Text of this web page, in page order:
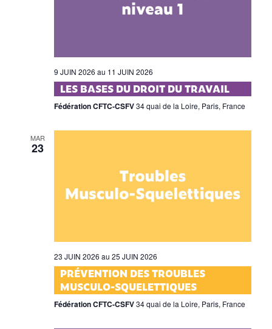
9 JUIN 2026 au 11 JUIN 2026
LES BASES DU DROIT DU TRAVAIL
Fédération CFTC-CSFV34 quai de la Loire, Paris, France
MAR
23
23 JUIN 2026 au 25 JUIN 2026
PRÉVENTION DES TROUBLES
MUSCULO-SQUELETTIQUES
Fédération CFTC-CSFV34 quai de la Loire, Paris, France